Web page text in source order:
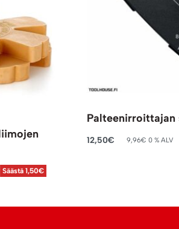
Säästä 1,50€
Palteenirroittajan
12,50€ 9,96€ 0 % ALV